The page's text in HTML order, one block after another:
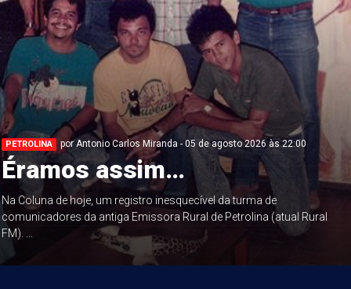
PETROLINA por Antonio Carlos Miranda - 05 de agosto 2026 às 22:00
Éramos assim…
Na Coluna de hoje, um registro inesquecível da turma de
comunicadores da antiga Emissora Rural de Petrolina (atual Rural
FM). ...